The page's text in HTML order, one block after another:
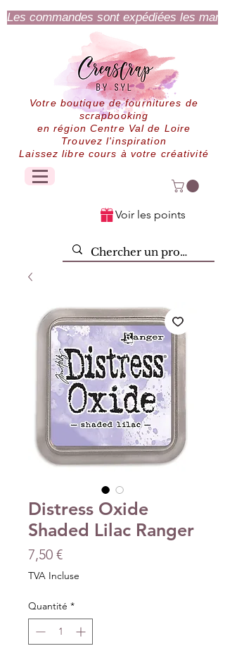
Les commandes sont expédiées les
Votre boutique de fournitures de
scrapbooking
en région Centre Val de Loire
Trouvez l'inspiration
Laissez libre cours à votre créativité
Voir les points
Distress Oxide
Shaded Lilac Ranger
7,50 €Prix
TVA Incluse
Quantité *